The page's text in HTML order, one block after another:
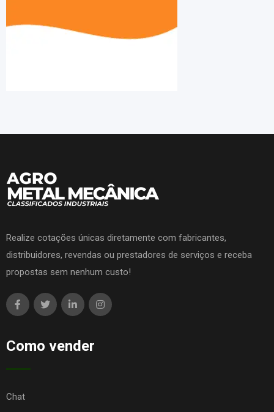
Realize cotações únicas diretamente com fabricantes,
distribuidores, revendas ou prestadores de serviços e receba
propostas sem nenhum custo!
Como vender
Chat